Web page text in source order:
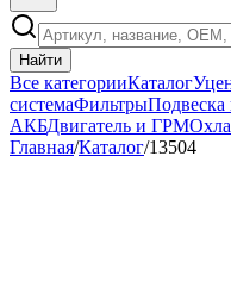
Найти
Все категорииКаталог
системаФильтрыПодвеска
АКБДвигатель и ГРМ
Главная/Каталог/13504